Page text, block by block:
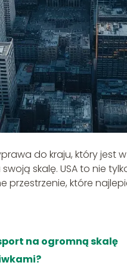
do kraju, który jest
skalę. USA to nie
przestrzenie, które
na ogromną skalę